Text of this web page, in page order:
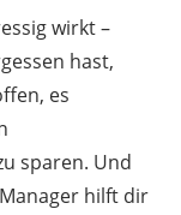
wirkt –
hast,
es
sparen. Und
hilft dir